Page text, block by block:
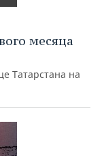
месяца
Татарстана на